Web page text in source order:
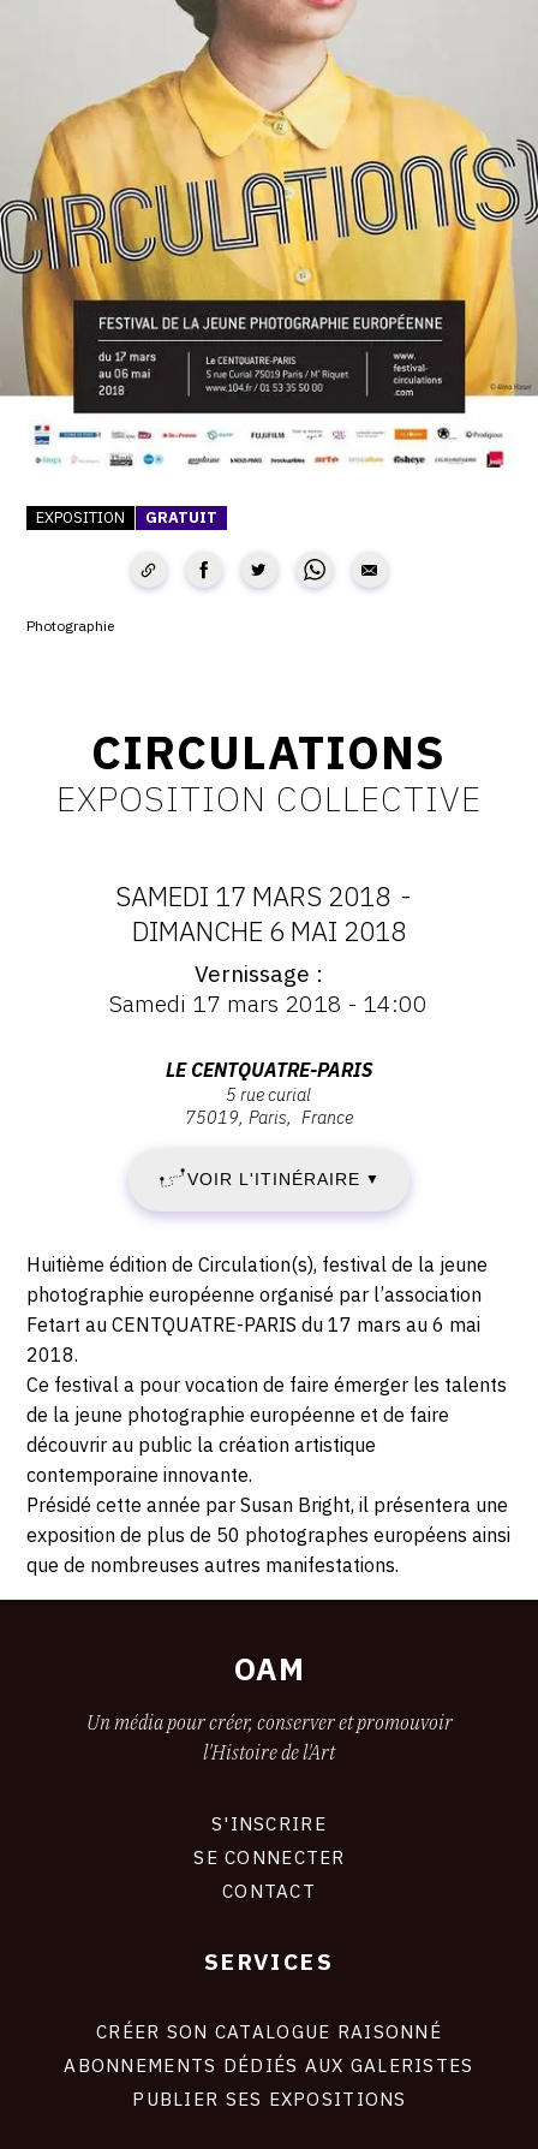
SERVICES
CRÉER SON CATALOGUE RAISONNÉ
ABONNEMENTS DÉDIÉS AUX GALERISTES
CRÉER SON SITE ARTISTE
CRÉER SON CATALOGUE D'EXPO
PUBLIER SES EXPOSITIONS
DEVENIR CONTRIBUTEUR
À PROPOS
À PROPOS D'OAM
CONTACT
SUIVEZ-NOUS
TWITTER
PINTEREST
EXPOSITION GRATUIT
Photographie
CIRCULATIONS
EXPOSITION COLLECTIVE
DATES
:
17
MARS
2018
-
DIMANCHE
MAI
2018
SAMEDI 17 MARS 2018 -
DIMANCHE 6 MAI 2018
Vernissage
Samedi 17 mars 2018 - 14:00
Rue
Curial,
75019
Paris
LE CENTQUATRE-PARIS
5 rue curial
75019 Paris France
VOIR L'ITINÉRAIRE ▼
Description,
horaires...
Huitième édition de Circulation(s), festival de la jeune
photographie européenne organisé par l’association
Fetart au CENTQUATRE-PARIS du 17 mars au 6 mai
2018.
Ce festival a pour vocation de faire émerger les talents
de la jeune photographie européenne et de faire
découvrir au public la création artistique
contemporaine innovante.
Présidé cette année par Susan Bright, il présentera une
exposition de plus de 50 photographes européens ainsi
que de nombreuses autres manifestations.
OAM
Un média pour créer, conserver et promouvoir
l'Histoire de l'Art
S'INSCRIRE
SE CONNECTER
CONTACT
SERVICES
CRÉER SON CATALOGUE RAISONNÉ
ABONNEMENTS DÉDIÉS AUX GALERISTES
PUBLIER SES EXPOSITIONS